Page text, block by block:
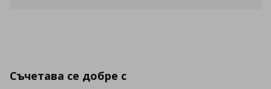
Съчетава се добре с